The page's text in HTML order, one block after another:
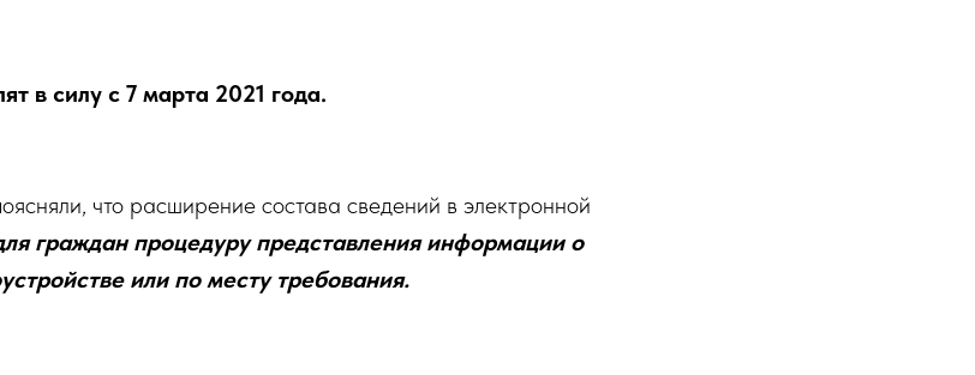
в силу с 7 марта 2021 года.
что расширение состава сведений в электронной
граждан процедуру представления информации о
или по месту требования.